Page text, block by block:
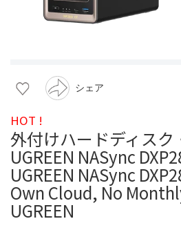
シェア
HOT !
外付けハードディスク
UGREEN NASync
UGREEN NASync
Own Cloud, No
UGREEN